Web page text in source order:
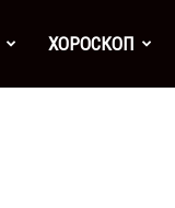
ХОРОСКОП